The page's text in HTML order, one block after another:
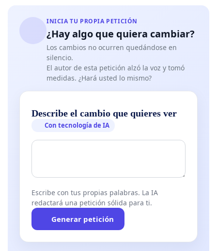
INICIA TU PROPIA PETICIÓN
¿Hay algo que quiera cambiar?
Los cambios no ocurren quedándose en
silencio.
El autor de esta petición alzó la voz y tomó
medidas. ¿Hará usted lo mismo?
Describe el cambio que quieres ver
Con tecnología de IA
Escribe con tus propias palabras. La IA
redactará una petición sólida para ti.
Generar petición